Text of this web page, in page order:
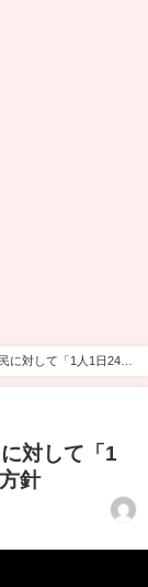
に対して「1人1日2400
対して「1
針